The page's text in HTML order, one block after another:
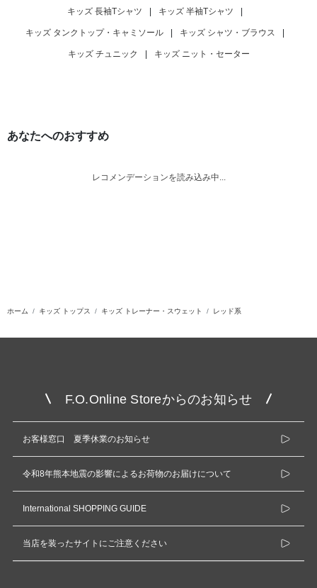
キッズ 長袖Tシャツ キッズ 半袖Tシャツ
キッズ タンクトップ・キャミソール キッズ シャツ・ブラウス
キッズ チュニック キッズ ニット・セーター
あなたへのおすすめ
レコメンデーションを読み込み中...
ホーム キッズ トップス キッズ トレーナー・スウェット レッド系
F.O.Online Storeからのお知らせ
お客様窓口 夏季休業のお知らせ
令和8年熊本地震の影響によるお荷物のお届けについて
International SHOPPING GUIDE
当店を装ったサイトにご注意ください